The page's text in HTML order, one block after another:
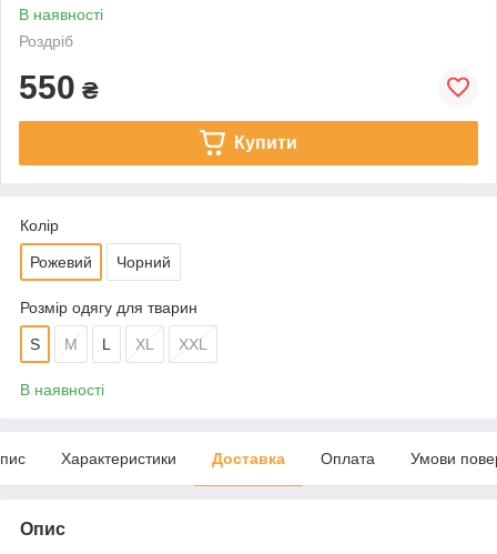
В наявності
Роздріб
550 ₴
Купити
Колір
Рожевий Чорний
Розмір одягу для тварин
S M L XL XXL
В наявності
Характеристики Доставка Оплата Умови
Опис